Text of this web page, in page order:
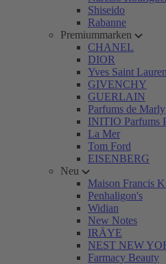
Shiseido
Rabanne
Premiummarken
CHANEL
DIOR
Yves Saint
GIVENCHY
GUERLAIN
Parfums de Marly
INITIO Parfums
La Mer
Tom Ford
EISENBERG
Neu
Maison Francis
Penhaligon's
Widian
New Notes
IRÄYE
NEST NEW
Farmacy Beauty